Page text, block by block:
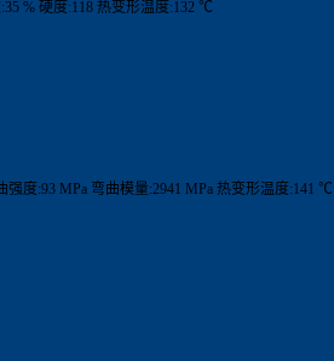
% 硬度:118 热变形温度:132 ℃
强度:93 MPa 弯曲模量:2941 MPa 热变形温度:141 ℃